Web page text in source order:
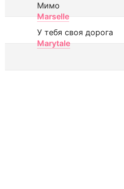
Мимо
Marselle
У тебя своя дорога
Marytale